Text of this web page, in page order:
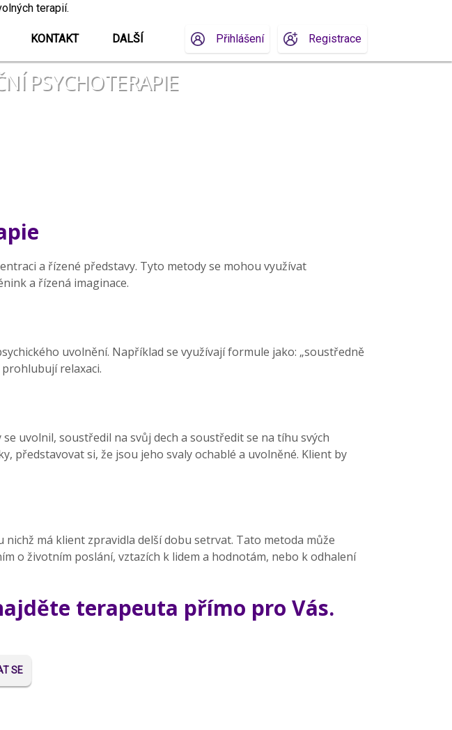
terapií.
KONTAKT DALŠÍ Přihlášení Registrace
PSYCHOTERAPIE
a řízené představy. Tyto metody se mohou využívat
a řízená imaginace.
uvolnění. Například se využívají formule jako: „soustředně
prohlubují relaxaci.
uvolnil, soustředil na svůj dech a soustředit se na tíhu svých
představovat si, že jsou jeho svaly ochablé a uvolněné. Klient by
má klient zpravidla delší dobu setrvat. Tato metoda může
o životním poslání, vztazích k lidem a hodnotám, nebo k odhalení
terapeuta přímo pro Vás.
SE